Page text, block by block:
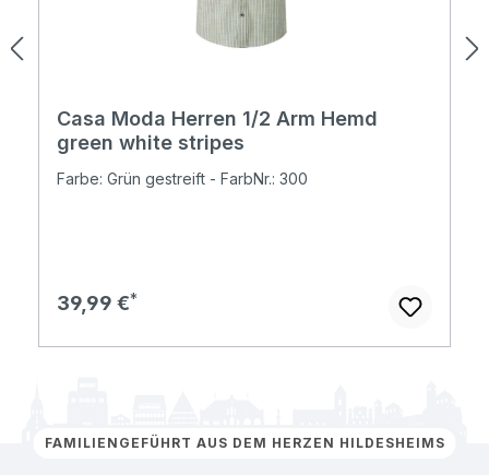
Casa Moda Herren 1/2 Arm Hemd
green white stripes
Farbe: Grün gestreift - FarbNr.: 300
Regulärer Preis:
39,99 €
FAMILIENGEFÜHRT AUS DEM HERZEN HILDESHEIMS